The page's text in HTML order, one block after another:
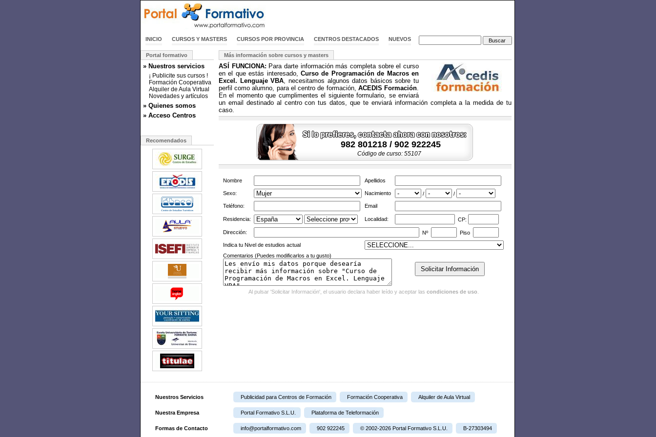
INICIO CURSOS Y MASTERS CURSOS POR PROVINCIA CENTROS DESTACADOS NUEVOS
Portal formativo
» Nuestros servicios
¡ Publicite sus cursos !
Formación Cooperativa
Alquiler de Aula Virtual
Novedades y artículos
» Quienes somos
» Acceso Centros
Recomendados
Más información sobre cursos y masters
ASÍ FUNCIONA: Para darte información más completa sobre el curso
en el que estás interesado, Curso de Programación de Macros en
Excel. Lenguaje VBA, necesitamos algunos datos básicos sobre tu
perfil como alumno, para el centro de formación, ACEDIS Formación.
En el momento que cumplimentes el siguiente formulario, se enviará
un email destinado al centro con tus datos, que te enviará información completa a la medida de tu
caso.
982 801218 / 902 922245
Código de curso: 55107
Nombre Apellidos
Sexo: Nacimiento / /
Teléfono: Email
Residencia: Localidad: CP:
Dirección: Nº Piso
Indica tu Nivel de estudios actual
Comentarios (Puedes modificarlos a tu gusto)
Al pulsar 'Solicitar Información', el usuario declara haber leído y aceptar las condiciones de uso
Nuestros Servicios Publicidad para Centros de Formación Formación Cooperativa Alquiler de Aula Virtual
Nuestra Empresa Portal Formativo S.L.U. Plataforma de Teleformación
Formas de Contacto info@portalformativo.com 902 922245 © 2002-2026 Portal Formativo S.L.U. B-27303494